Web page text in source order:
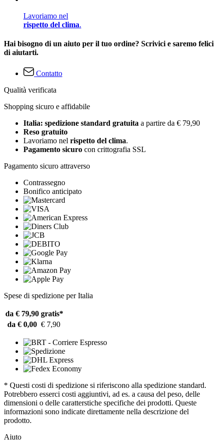
Lavoriamo nel
rispetto del clima.
Hai bisogno di un aiuto per il tuo ordine? Scrivici e saremo felici
di aiutarti.
Contatto
Qualità verificata
Shopping sicuro e affidabile
Italia: spedizione standard gratuita a partire da € 79,90
Reso gratuito
Lavoriamo nel rispetto del clima.
Pagamento sicuro con crittografia SSL
Pagamento sicuro attraverso
Contrassegno
Bonifico anticipato
Spese di spedizione per Italia
da € 79,90 gratis*
da € 0,00 € 7,90
* Questi costi di spedizione si riferiscono alla spedizione standard.
Potrebbero esserci costi aggiuntivi, ad es. a causa del peso, delle
dimensioni o delle caratterstiche specifiche dei prodotti. Queste
informazioni sono indicate direttamente nella descrizione del
prodotto.
Aiuto